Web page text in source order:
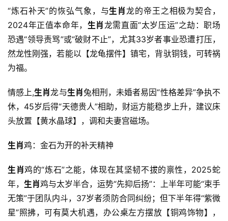
“炼石补天”的恢弘气象，与生肖龙的帝王之相极为契合，
2024年正值本命年， 生肖龙需直面“太岁压运”之劫：职场
恐遇“领导责骂”或“破财不止”，尤其33岁者事业恐遭打压，
然龙性刚强，若能以【龙龟摆件】镇宅，背驮铜钱，可转祸
为福。
情感上,生肖龙与生肖兔相刑，未婚者易因“性格差异”争执不
休，45岁后得“天德贵人”相助，财运方能稳步上升，建议床
头放置【黄水晶球】，调和夫妻宫磁场。
生肖鸡：金石为开的补天精神
生肖鸡的“炼石”之能，体现在其坚韧不拔的禀性，2025蛇
年， 生肖鸡与太岁半合，运势“先抑后扬”：上半年可能“束手
无策”于团队内斗，37岁者须防合同纠纷；但下半年得“紫微
星”照拂，可有莫大机遇，办公桌左方摆放【铜鸡饰物】，